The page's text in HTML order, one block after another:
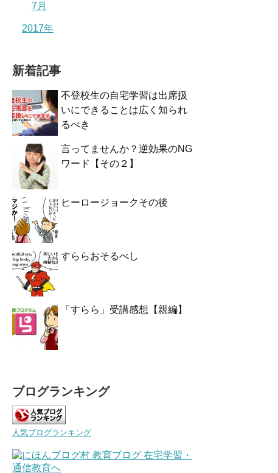
7月
2017年
新着記事
不登校生の自宅学習は出席扱
いにできることは広く知られ
るべき
言ってませんか？逆効果のNG
ワード【その２】
ヒーロージョークその後
すららおそるべし
「すらら」受講感想【親編】
ブログランキング
人気ブログランキング